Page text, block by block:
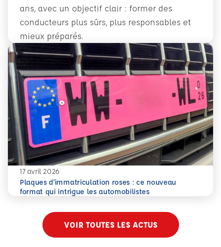
ans, avec un objectif clair : former des
conducteurs plus sûrs, plus responsables et
mieux préparés.
En savoir plus
Conduite accompagnée dès 14 ans : former plus tôt pour
17 avril 2026
Plaques d’immatriculation roses : ce nouveau
format qui intrigue les automobilistes
En savoir plus
Plaques d’immatriculation roses : ce nouveau format
VOIR TOUTES LES ACTUS